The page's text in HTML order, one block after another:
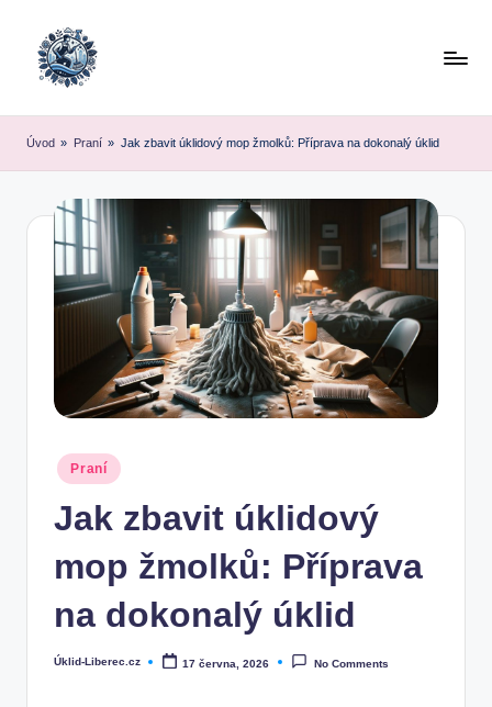
Úvod » Praní » Jak zbavit úklidový mop žmolků: Příprava na dokonalý úklid
Posted
in
Praní
Jak zbavit úklidový
mop žmolků: Příprava
na dokonalý úklid
Posted
Úklid-Liberec.cz 17 června, 2026 No Comments